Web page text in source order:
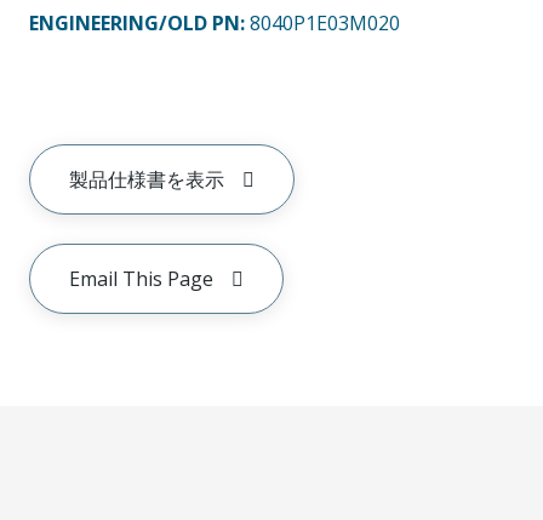
ENGINEERING/OLD PN:8040P1E03M020
製品仕様書を表示
Email This Page